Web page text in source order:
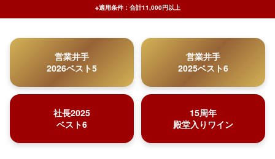
※適用条件：合計11,000円以上
営業井手
2026ベスト5
営業井手
2025ベスト6
社長2025
ベスト6
15周年
殿堂入りワイン